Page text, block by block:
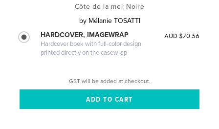
Côte de la mer Noire
by Mélanie TOSATTI
HARDCOVER, IMAGEWRAP
Hardcover book with full-color design
printed directly on the casewrap
AUD $70.56
GST will be added at checkout.